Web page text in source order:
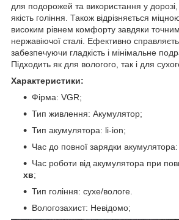
для подорожей та використання у дорозі,
якість гоління. Також відрізняється
високим рівнем комфорту завдяки
нержавіючої сталі. Ефективно
забезпечуючи гладкість і мінімальне
Підходить як для вологого, так і для
Характеристики:
Фірма: VGR;
Тип живлення: Акумулятор;
Тип акумулятора: li-ion;
Час до повної зарядки
Час роботи від акумулятора при
хв;
Тип гоління: сухе/вологе.
Вологозахист: Невідомо;